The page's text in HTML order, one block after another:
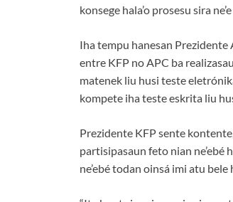
konsege hala’o prosesu sira
Iha tempu hanesan
entre KFP no APC ba
matenek liu husi teste
kompete iha teste eskrita liu
Prezidente KFP sente
partisipasaun feto nian ne’ebé
ne’ebé todan oinsá imi atu